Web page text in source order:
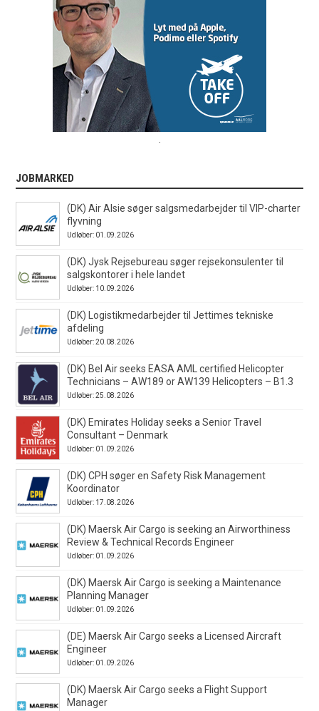
JOBMARKED
(DK) Air Alsie søger salgsmedarbejder til VIP-charter
flyvning
Udløber: 01.09.2026
(DK) Jysk Rejsebureau søger rejsekonsulenter til
salgskontorer i hele landet
Udløber: 10.09.2026
(DK) Logistikmedarbejder til Jettimes tekniske
afdeling
Udløber: 20.08.2026
(DK) Bel Air seeks EASA AML certified Helicopter
Technicians – AW189 or AW139 Helicopters – B1.3
Udløber: 25.08.2026
(DK) Emirates Holiday seeks a Senior Travel
Consultant – Denmark
Udløber: 01.09.2026
(DK) CPH søger en Safety Risk Management
Koordinator
Udløber: 17.08.2026
(DK) Maersk Air Cargo is seeking an Airworthiness
Review & Technical Records Engineer
Udløber: 01.09.2026
(DK) Maersk Air Cargo is seeking a Maintenance
Planning Manager
Udløber: 01.09.2026
(DE) Maersk Air Cargo seeks a Licensed Aircraft
Engineer
Udløber: 01.09.2026
(DK) Maersk Air Cargo seeks a Flight Support
Manager